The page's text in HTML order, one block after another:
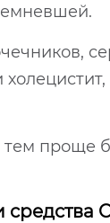
проще
средства